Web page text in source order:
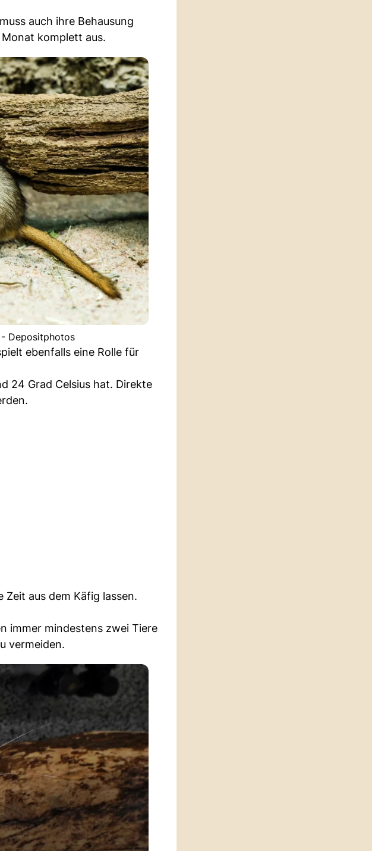
auch ihre Behausung
komplett aus.
- Depositphotos
ebenfalls eine Rolle für
24 Grad Celsius hat. Direkte
aus dem Käfig lassen.
immer mindestens zwei Tiere
vermeiden.